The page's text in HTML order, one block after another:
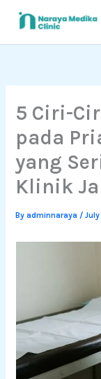
5 Ciri-
pada
yang
Klinik
Byadminnaraya /